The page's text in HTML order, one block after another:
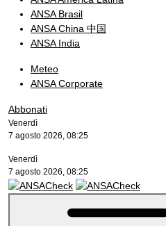
ANSA Brasil
ANSA China 中国
ANSA India
Meteo
ANSA Corporate
Abbonati
Venerdì
7 agosto 2026, 08:25
Venerdì
7 agosto 2026, 08:25